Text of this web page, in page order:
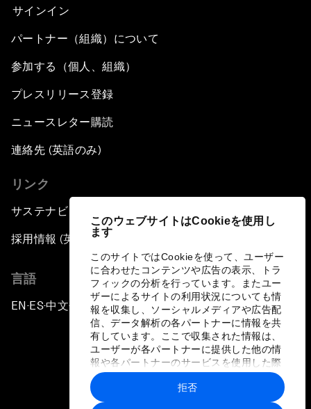
このウェブサイトはCookieを使用し
ます
このサイトではCookieを使って、ユーザー
に合わせたコンテンツや広告の表示、トラ
フィックの分析を行っています。またユー
ザーによるサイトの利用状況についても情
報を収集し、ソーシャルメディアや広告配
信、データ解析の各パートナーに情報を共
有しています。ここで収集された情報は、
ユーザーが各パートナーに提供した他の情
報や各パートナーのサービスを使用した際
に収集された情報と組み合わされ、各パー
トナーによって使用されることがありま
す。
拒否
サインイン
パートナー（組織）について
参加する（個人、組織）
プレスリリース登録
ニュースレター購読
連絡先 (英語のみ)
リンク
サステナビリティへの取り組み
採用情報 (英語のみ)
言語
EN ▪ ES▪中文▪ 日本語
プライバシーポリシーと利用規約